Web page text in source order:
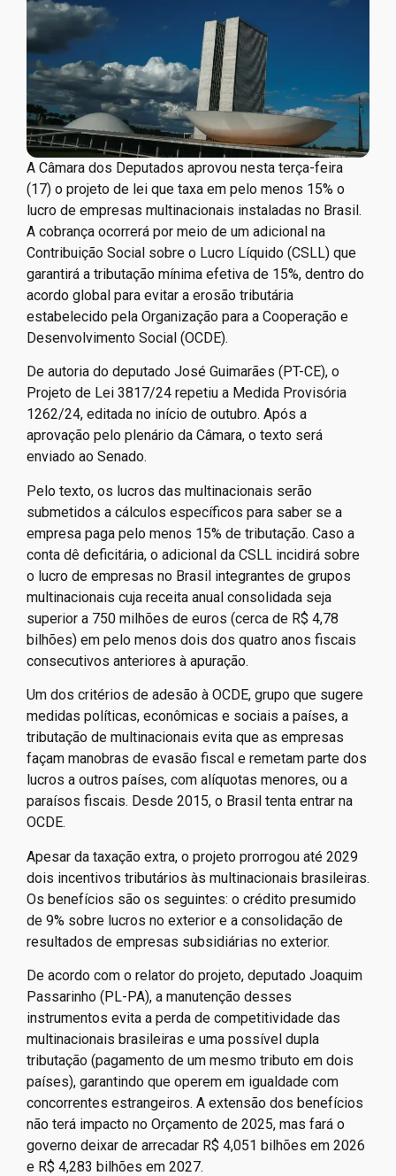
A Câmara dos Deputados aprovou nesta terça-feira
(17) o projeto de lei que taxa em pelo menos 15% o
lucro de empresas multinacionais instaladas no Brasil.
A cobrança ocorrerá por meio de um adicional na
Contribuição Social sobre o Lucro Líquido (CSLL) que
garantirá a tributação mínima efetiva de 15%, dentro do
acordo global para evitar a erosão tributária
estabelecido pela Organização para a Cooperação e
Desenvolvimento Social (OCDE).
De autoria do deputado José Guimarães (PT-CE), o
Projeto de Lei 3817/24 repetiu a Medida Provisória
1262/24, editada no início de outubro. Após a
aprovação pelo plenário da Câmara, o texto será
enviado ao Senado.
Pelo texto, os lucros das multinacionais serão
submetidos a cálculos específicos para saber se a
empresa paga pelo menos 15% de tributação. Caso a
conta dê deficitária, o adicional da CSLL incidirá sobre
o lucro de empresas no Brasil integrantes de grupos
multinacionais cuja receita anual consolidada seja
superior a 750 milhões de euros (cerca de R$ 4,78
bilhões) em pelo menos dois dos quatro anos fiscais
consecutivos anteriores à apuração.
Um dos critérios de adesão à OCDE, grupo que sugere
medidas políticas, econômicas e sociais a países, a
tributação de multinacionais evita que as empresas
façam manobras de evasão fiscal e remetam parte dos
lucros a outros países, com alíquotas menores, ou a
paraísos fiscais. Desde 2015, o Brasil tenta entrar na
OCDE.
Apesar da taxação extra, o projeto prorrogou até 2029
dois incentivos tributários às multinacionais brasileiras.
Os benefícios são os seguintes: o crédito presumido
de 9% sobre lucros no exterior e a consolidação de
resultados de empresas subsidiárias no exterior.
De acordo com o relator do projeto, deputado Joaquim
Passarinho (PL-PA), a manutenção desses
instrumentos evita a perda de competitividade das
multinacionais brasileiras e uma possível dupla
tributação (pagamento de um mesmo tributo em dois
países), garantindo que operem em igualdade com
concorrentes estrangeiros. A extensão dos benefícios
não terá impacto no Orçamento de 2025, mas fará o
governo deixar de arrecadar R$ 4,051 bilhões em 2026
e R$ 4,283 bilhões em 2027.